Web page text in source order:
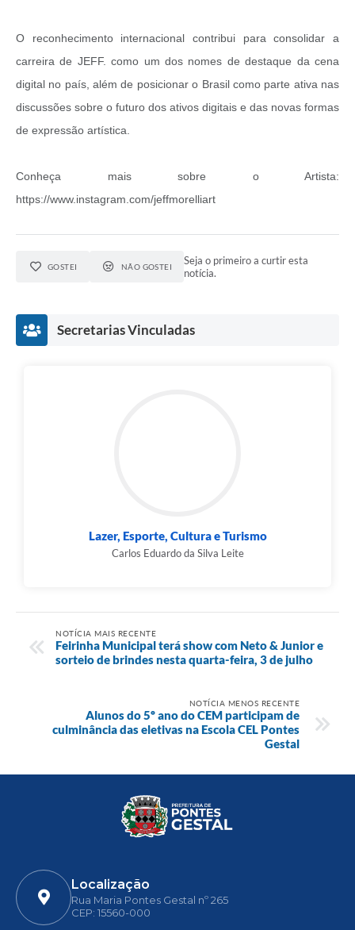
O reconhecimento internacional contribui para consolidar a
carreira de JEFF. como um dos nomes de destaque da cena
digital no país, além de posicionar o Brasil como parte ativa nas
discussões sobre o futuro dos ativos digitais e das novas formas
de expressão artística.
Conheça mais sobre o Artista:
https://www.instagram.com/jeffmorelliart
GOSTEI NÃO GOSTEI
Seja o primeiro a curtir esta
notícia.
Secretarias Vinculadas
Lazer, Esporte, Cultura e Turismo
Carlos Eduardo da Silva Leite
NOTÍCIA MAIS RECENTE
Feirinha Municipal terá show com Neto & Junior e
sorteio de brindes nesta quarta-feira, 3 de julho
NOTÍCIA MENOS RECENTE
Alunos do 5º ano do CEM participam de
culminância das eletivas na Escola CEL Pontes
Gestal
Localização
Rua Maria Pontes Gestal nº 265
CEP: 15560-000